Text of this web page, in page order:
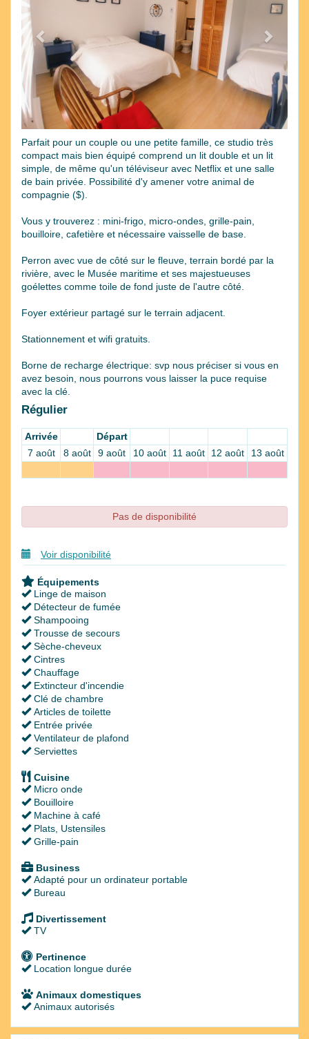
Parfait pour un couple ou une petite famille, ce studio très
compact mais bien équipé comprend un lit double et un lit
simple, de même qu'un téléviseur avec Netflix et une salle
de bain privée. Possibilité d'y amener votre animal de
compagnie ($).
Vous y trouverez : mini-frigo, micro-ondes, grille-pain,
bouilloire, cafetière et nécessaire vaisselle de base.
Perron avec vue de côté sur le fleuve, terrain bordé par la
rivière, avec le Musée maritime et ses majestueuses
goélettes comme toile de fond juste de l'autre côté.
Foyer extérieur partagé sur le terrain adjacent.
Stationnement et wifi gratuits.
Borne de recharge électrique: svp nous préciser si vous en
avez besoin, nous pourrons vous laisser la puce requise
avec la clé.
Régulier
Arrivée
Départ
7 août
8 août 9 août 10 août 11 août 12 août 13 août
Pas de disponibilité
Voir disponibilité
Équipements
Linge de maison
Détecteur de fumée
Shampooing
Trousse de secours
Sèche-cheveux
Cintres
Chauffage
Extincteur d'incendie
Clé de chambre
Articles de toilette
Entrée privée
Ventilateur de plafond
Serviettes
Cuisine
Micro onde
Bouilloire
Machine à café
Plats, Ustensiles
Grille-pain
Business
Adapté pour un ordinateur portable
Bureau
Divertissement
TV
Pertinence
Location longue durée
Animaux domestiques
Animaux autorisés